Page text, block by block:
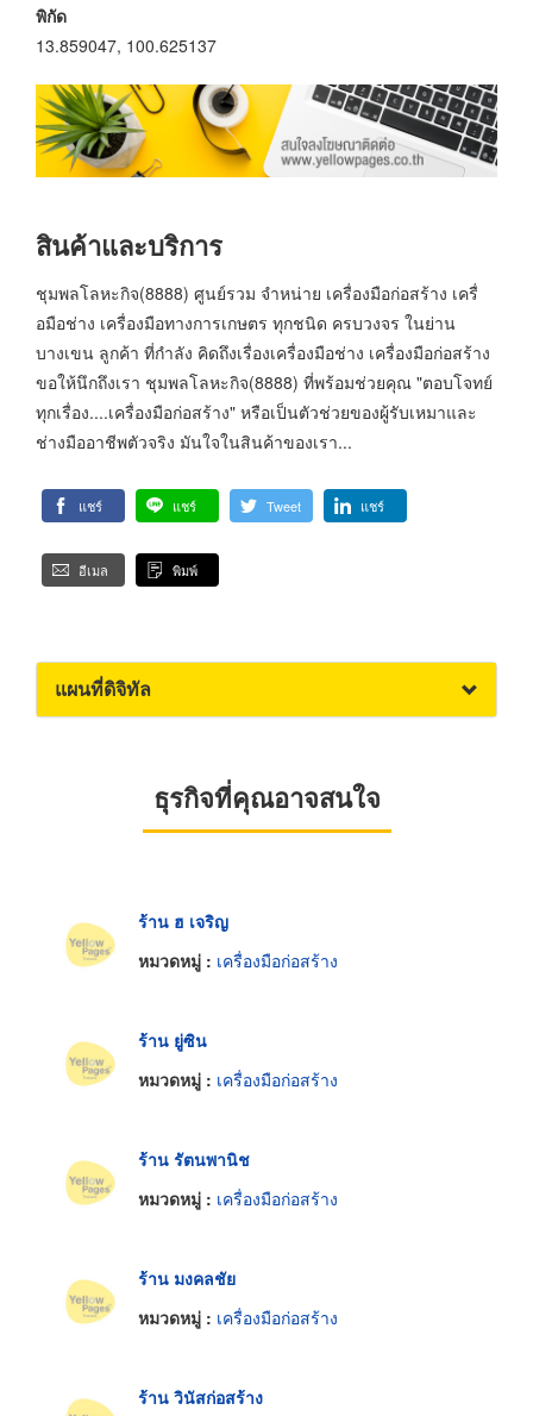
พิกัด
13.859047, 100.625137
สินค้าและบริการ
ชุมพลโลหะกิจ(8888) ศูนย์รวม จำหน่าย เครื่องมือก่อสร้าง เครื่
อมือช่าง เครื่องมือทางการเกษตร ทุกชนิด ครบวงจร ในย่าน
บางเขน ลูกค้า ที่กำลัง คิดถึงเรื่องเครื่องมือช่าง เครื่องมือก่อสร้าง
ขอให้นึกถึงเรา ชุมพลโลหะกิจ(8888) ที่พร้อมช่วยคุณ "ตอบโจทย์
ทุกเรื่อง....เครื่องมือก่อสร้าง" หรือเป็นตัวช่วยของผู้รับเหมาและ
ช่างมืออาชีพตัวจริง มันใจในสินค้าของเรา...
แชร์ แชร์ Tweet แชร์
อีเมล พิมพ์
แผนที่ดิจิทัล
ธุรกิจที่คุณอาจสนใจ
ร้าน ฮ เจริญ
หมวดหมู่ : เครื่องมือก่อสร้าง
ร้าน ยู่ซิน
หมวดหมู่ : เครื่องมือก่อสร้าง
ร้าน รัตนพานิช
หมวดหมู่ : เครื่องมือก่อสร้าง
ร้าน มงคลชัย
หมวดหมู่ : เครื่องมือก่อสร้าง
ร้าน วินัสก่อสร้าง